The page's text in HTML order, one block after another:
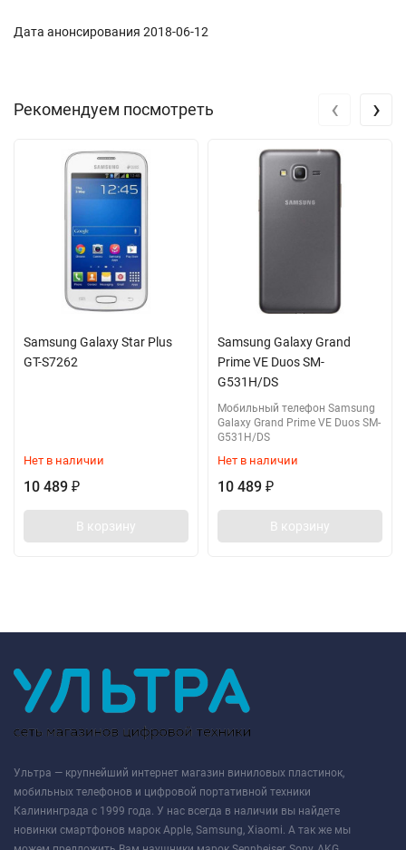
Дата анонсирования 2018-06-12
Рекомендуем посмотреть
Samsung Galaxy Star Plus
GT-S7262
Нет в наличии
10 489 ₽
В корзину
Samsung Galaxy Grand
Prime VE Duos SM-
G531H/DS
Мобильный телефон Samsung
Galaxy Grand Prime VE Duos SM-
G531H/DS
Нет в наличии
10 489 ₽
В корзину
‹ ›
Ультра — крупнейший интернет магазин виниловых пластинок,
мобильных телефонов и цифровой портативной техники
Калининграда с 1999 года. У нас всегда в наличии вы найдете
новинки смартфонов марок Apple, Samsung, Xiaomi. А так же мы